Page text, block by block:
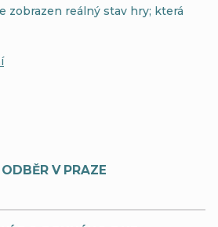
zobrazen reálný stav hry; která
V PRAZE